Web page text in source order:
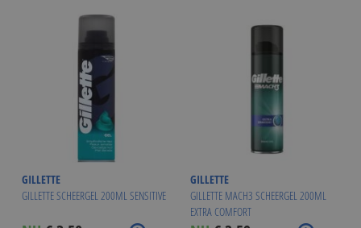
GILLETTE
GILLETTE SCHEERGEL 200ML SENSITIVE
GILLETTE
GILLETTE MACH3 SCHEERGEL 200ML
EXTRA COMFORT